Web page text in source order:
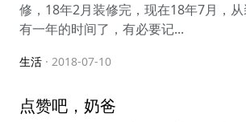
修，18年2月装修完，现在18年7月，
有一年的时间了，有必要记...
生活 · 2018-07-10
点赞吧，奶爸